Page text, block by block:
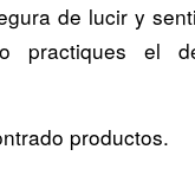
de lucir y
practiques el
productos.